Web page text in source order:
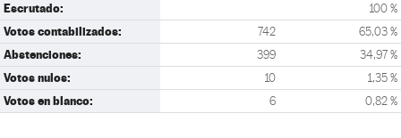
Escrutado: 100 %
Votos contabilizados: 742 65,03 %
Abstenciones: 399 34,97 %
Votos nulos: 10 1,35 %
Votos en blanco: 6 0,82 %